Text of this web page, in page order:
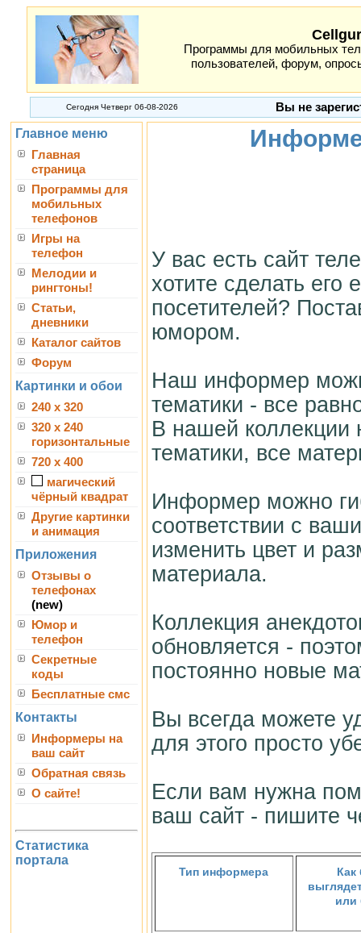
Программы для мобильных
пользователей, форум,
Сегодня Четверг 06-08-2026 Вы не
Главное меню
Главная
страница
Программы для
мобильных
телефонов
Игры на
телефон
Мелодии и
рингтоны!
Статьи,
дневники
Каталог сайтов
Форум
Картинки и обои
240 x 320
320 x 240
горизонтальные
720 x 400
магический
чёрный квадрат
Другие картинки
и анимация
Приложения
Отзывы о
телефонах
(new)
Юмор и
телефон
Секретные
коды
Бесплатные смс
Контакты
Информеры на
ваш сайт
Обратная связь
О сайте!
Статистика
портала
У вас есть сайт
хотите сделать
посетителей?
юмором.
Наш информер
тематики - все
В нашей коллекции
тематики, все
Информер можно
соответствии с
изменить цвет и
материала.
Коллекция
обновляется -
постоянно новые
Вы всегда можете
для этого просто
Если вам нужна
ваш сайт - пишите
Тип информера
Как
или